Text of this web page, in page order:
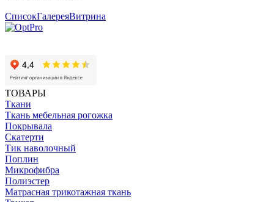
СписокГалереяВитрина
ТОВАРЫ
Ткани
Ткань мебельная рогожка
Покрывала
Скатерти
Тик наволочный
Поплин
Микрофибра
Полиэстер
Матрасная трикотажная ткань